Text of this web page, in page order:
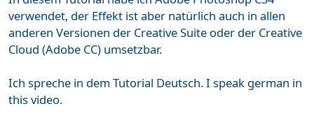
verwendet, der Effekt ist aber natürlich auch in allen
anderen Versionen der Creative Suite oder der Creative
Cloud (Adobe CC) umsetzbar.
Ich spreche in dem Tutorial Deutsch. I speak german in
this video.